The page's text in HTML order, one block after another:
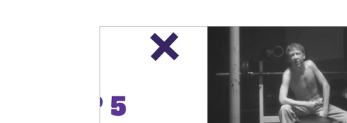
Votre communauté CONSEILS SUR UN